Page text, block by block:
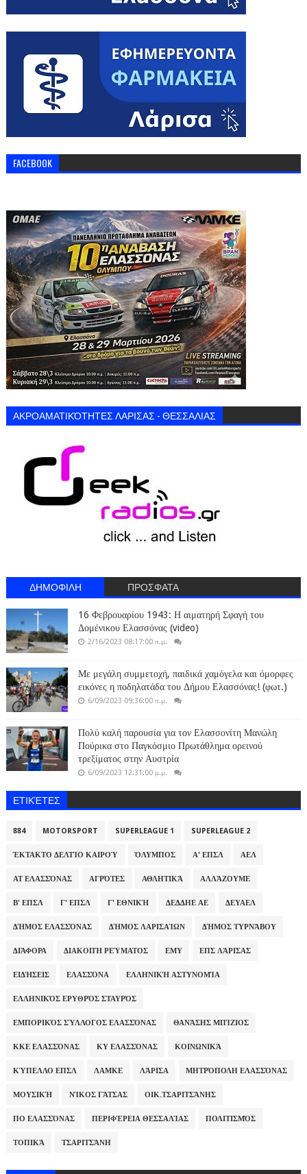
FACEBOOK
ΑΚΡΟΑΜΑΤΙΚΌΤΗΤΕΣ ΛΑΡΙΣΑΣ - ΘΕΣΣΑΛΙΑΣ
ΔΗΜΟΦΙΛΗ ΠΡΟΣΦΑΤΑ
16 Φεβρουαρίου 1943: Η αιματηρή Σφαγή του
Δομένικου Ελασσόνας (video)
2/16/2023 08:17:00 π.μ.
Με μεγάλη συμμετοχή, παιδικά χαμόγελα και όμορφες
εικόνες η ποδηλατάδα του Δήμου Ελασσόνας! (φωτ.)
6/09/2023 09:36:00 π.μ.
Πολύ καλή παρουσία για τον Ελασσονίτη Μανώλη
Πούρικα στο Παγκόσμιο Πρωτάθλημα ορεινού
τρεξίματος στην Αυστρία
6/09/2023 12:31:00 μ.μ.
ΕΤΙΚΈΤΕΣ
884 MOTORSPORT SUPERLEAGUE 1 SUPERLEAGUE 2
ΈΚΤΑΚΤΟ ΔΕΛΤΊΟ ΚΑΙΡΟΎ ΌΛΥΜΠΟΣ Α' ΕΠΣΛ ΑΕΛ
ΑΤ ΕΛΑΣΣΌΝΑΣ ΑΓΡΌΤΕΣ ΑΘΛΗΤΙΚΆ ΑΛΛΆΖΟΥΜΕ
Β' ΕΠΣΛ Γ' ΕΠΣΛ Γ' ΕΘΝΙΚΉ ΔΕΔΔΗΕ ΑΕ ΔΕΥΑΕΛ
ΔΉΜΟΣ ΕΛΑΣΣΌΝΑΣ ΔΉΜΟΣ ΛΑΡΙΣΑΊΩΝ ΔΉΜΟΣ ΤΥΡΝΆΒΟΥ
ΔΙΆΦΟΡΑ ΔΙΑΚΟΠΉ ΡΕΎΜΑΤΟΣ ΕΜΥ ΕΠΣ ΛΆΡΙΣΑΣ
ΕΙΔΉΣΕΙΣ ΕΛΑΣΣΌΝΑ ΕΛΛΗΝΙΚΉ ΑΣΤΥΝΟΜΊΑ
ΕΛΛΗΝΙΚΌΣ ΕΡΥΘΡΌΣ ΣΤΑΥΡΌΣ
ΕΜΠΟΡΙΚΌΣ ΣΎΛΛΟΓΟΣ ΕΛΑΣΣΌΝΑΣ ΘΑΝΆΣΗΣ ΜΠΊΖΙΟΣ
ΚΚΕ ΕΛΑΣΣΌΝΑΣ ΚΥ ΕΛΑΣΣΌΝΑΣ ΚΟΙΝΩΝΙΚΆ
ΚΎΠΕΛΛΟ ΕΠΣΛ ΛΑΜΚΕ ΛΆΡΙΣΑ ΜΗΤΡΌΠΟΛΗ ΕΛΑΣΣΌΝΑΣ
ΜΟΥΣΙΚΉ ΝΊΚΟΣ ΓΆΤΣΑΣ ΟΙΚ.ΤΣΑΡΙΤΣΆΝΗΣ
ΠΟ ΕΛΑΣΣΌΝΑΣ ΠΕΡΙΦΈΡΕΙΑ ΘΕΣΣΑΛΊΑΣ ΠΟΛΙΤΙΣΜΌΣ
ΤΟΠΙΚΆ ΤΣΑΡΙΤΣΆΝΗ